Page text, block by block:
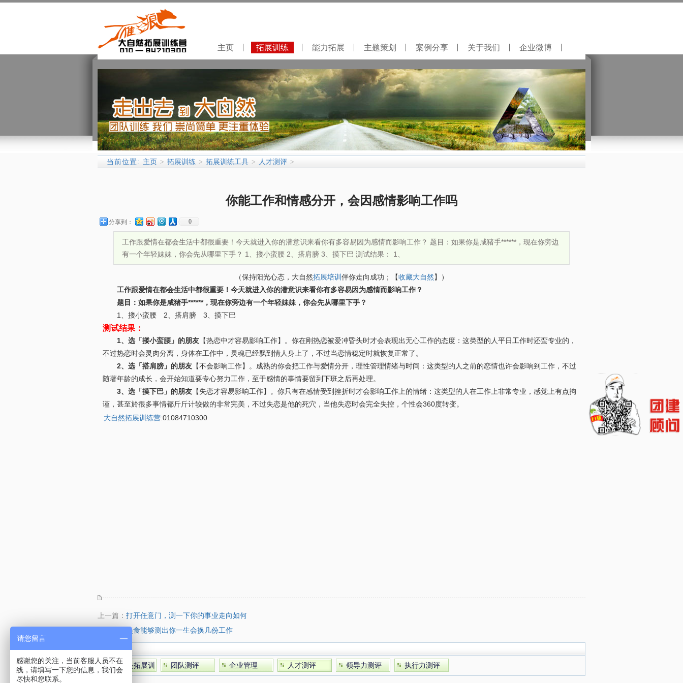
主页 拓展训练 能力拓展 主题策划 案例分享 关于我们 企业微博
当前位置: 主页 > 拓展训练 > 拓展训练工具 > 人才测评 >
你能工作和情感分开，会因感情影响工作吗
分享到： 0
工作跟爱情在都会生活中都很重要！今天就进入你的潜意识来看你有多容易因为感情而影响工作？ 题目：如果你是咸猪手******，现在你旁边
有一个年轻妹妹，你会先从哪里下手？ 1、搂小蛮腰 2、搭肩膀 3、摸下巴 测试结果： 1、
（保持阳光心态，大自然拓展培训 伴你走向成功；【收藏大自然】）
工作跟爱情在都会生活中都很重要！今天就进入你的潜意识来看你有多容易因为感情而影响工作？
题目：如果你是咸猪手******，现在你旁边有一个年轻妹妹，你会先从哪里下手？
1、搂小蛮腰 2、搭肩膀 3、摸下巴
测试结果：
1、选「搂小蛮腰」的朋友 【热恋中才容易影响工作】。你在刚热恋被爱冲昏头时才会表现出无心工作的态度：这类型的人平日工作时还蛮专业的，
不过热恋时会灵肉分离，身体在工作中，灵魂已经飘到情人身上了，不过当恋情稳定时就恢复正常了。
2、选「搭肩膀」的朋友 【不会影响工作】。成熟的你会把工作与爱情分开，理性管理情绪与时间：这类型的人之前的恋情也许会影响到工作，不过
随著年龄的成长，会开始知道要专心努力工作，至于感情的事情要留到下班之后再处理。
3、选「摸下巴」的朋友 【失恋才容易影响工作】。你只有在感情受到挫折时才会影响工作上的情绪：这类型的人在工作上非常专业，感觉上有点拘
谨，甚至於很多事情都斤斤计较做的非常完美，不过失恋是他的死穴，当他失恋时会完全失控，个性会360度转变。
大自然拓展训练营:01084710300
上一篇： 打开任意门，测一下你的事业走向如何
美食能够测出你一生会换几份工作
栏目列表
什么是拓展训
团队测评 企业管理 人才测评 领导力测评 执行力测评
请您留言
感谢您的关注，当前客服人员不在
线，请填写一下您的信息，我们会
尽快和您联系。